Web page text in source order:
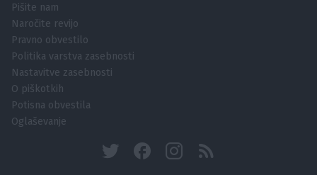
Pišite nam
Naročite revijo
Pravno obvestilo
Politika varstva zasebnosti
Nastavitve zasebnosti
O piškotkih
Potisna obvestila
Oglaševanje